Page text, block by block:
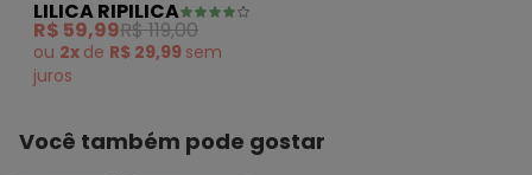
Feminina Lilica Ripilica
(Rosa)
LILICA RIPILICA
R$ 59,99R$ 119,00
ou 2x de R$ 29,99 sem
juros
Você também pode gostar